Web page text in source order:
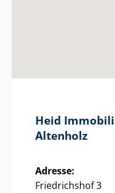
Heid
Altenholz
Adresse:
Friedrichshof 3